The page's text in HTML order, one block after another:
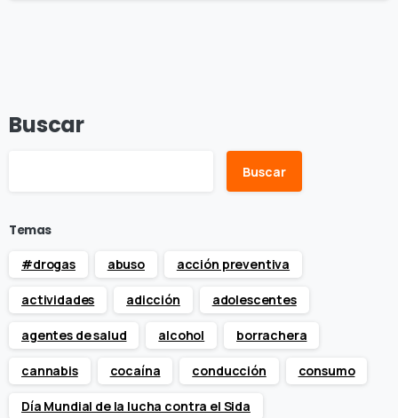
Buscar
Buscar
Temas
#drogas
abuso acción preventiva
actividades adicción adolescentes
agentes de salud alcohol borrachera
cannabis cocaína conducción consumo
Día Mundial de la lucha contra el Sida